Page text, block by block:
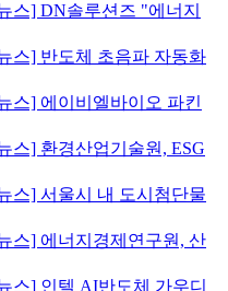
스] DN솔루션즈 "에너지
스] 반도체 초음파 자동화
스] 에이비엘바이오 파킨
스] 환경산업기술원, ESG
스] 서울시 내 도시첨단물
스] 에너지경제연구원, 산
스] 인텔 AI반도체 가우디